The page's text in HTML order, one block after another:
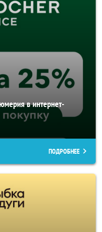
в интернет-
ПОДРОБНЕЕ